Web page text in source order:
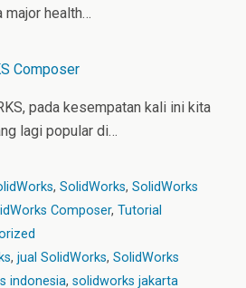
health…
Composer
pada kesempatan kali ini kita
lagi popular di…
, SolidWorks, SolidWorks
Composer, Tutorial
, jual SolidWorks, SolidWorks
indonesia, solidworks jakarta